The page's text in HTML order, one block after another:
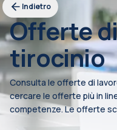
Indietro
Offerte
tirocinio
Consulta le offerte di
cercare le offerte più in
competenze. Le offerte